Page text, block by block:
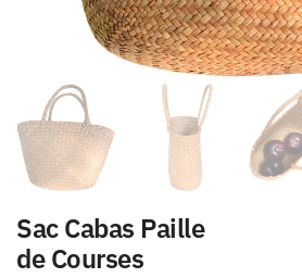
Sac Cabas Paille
de Courses